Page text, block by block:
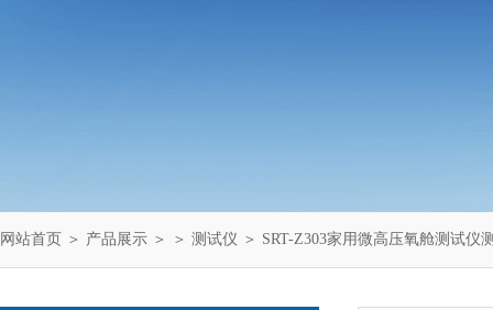
网站首页 ＞ 产品展示 ＞ ＞ 测试仪 ＞ SRT-Z303家用微高压氧舱测试仪